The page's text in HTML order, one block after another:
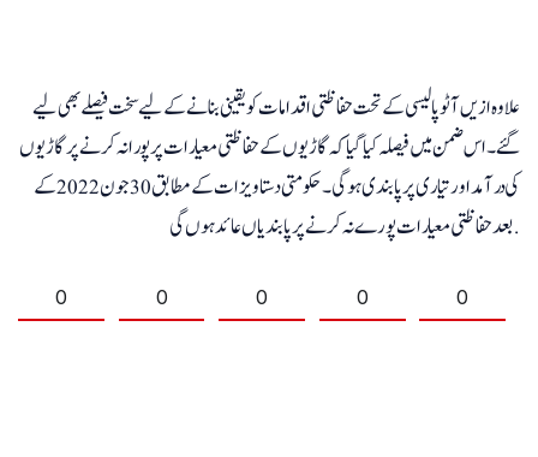
علاوہ ازیں آٹو پالیسی کے تحت حفاظتی اقدامات کو یقینی بنانے کے لیے سخت فیصلے بھی لیے
گئے۔ اس ضمن میں فیصلہ کیا گیا کہ گاڑیوں کے حفاظتی معیارات پر پورا نہ کرنے پر گاڑیوں
کی درآمد اور تیاری پر پابندی ہوگی۔ حکومتی دستاویزات کے مطابق 30 جون 2022 کے
بعد حفاظتی معیارات پورے نہ کرنے پر پابندیاں عائد ہوں گی.
0 0 0 0 0